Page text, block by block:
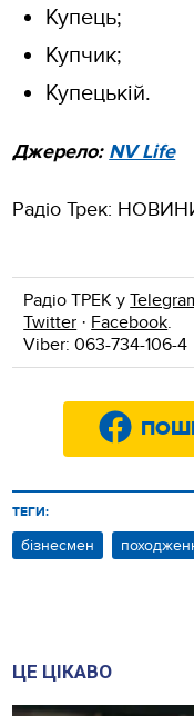
Купець;
Купчик;
Купецькій.
Джерело: NV Life
Радіо Трек:
Радіо ТРЕК у
Twitter · Facebook.
Viber: 063-734-106-4
ТЕГИ:
бізнесмен
ЦЕ ЦІКАВО